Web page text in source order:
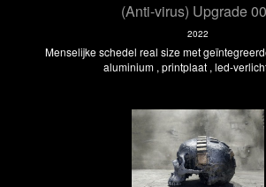
(Anti-virus) Upgrade
2022
Menselijke schedel real size met
aluminium , printplaat , led-